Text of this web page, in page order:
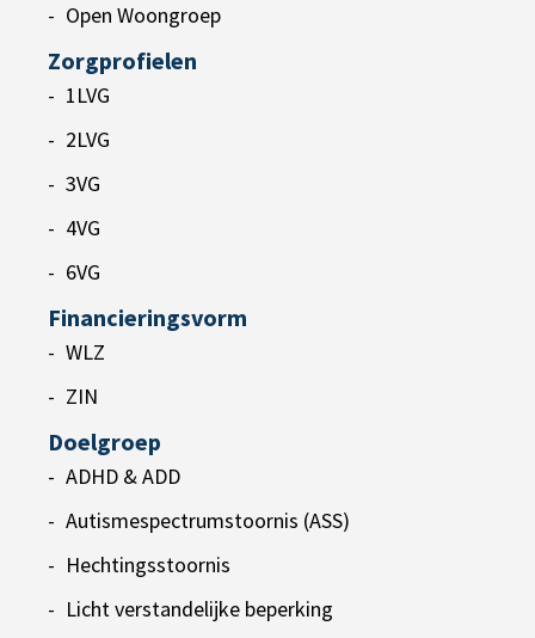
Open Woongroep
Zorgprofielen
1LVG
2LVG
3VG
4VG
6VG
Financieringsvorm
WLZ
ZIN
Doelgroep
ADHD & ADD
Autismespectrumstoornis (ASS)
Hechtingsstoornis
Licht verstandelijke beperking